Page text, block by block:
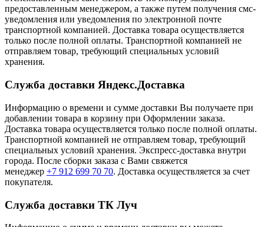
предоставленным менеджером, а также путем получения смс-
уведомления или уведомления по электронной почте
транспортной компанией. Доставка товара осуществляется
только после полной оплаты. Транспортной компанией не
отправляем товар, требующий специальных условий
хранения.
Служба доставки Яндекс.Доставка
Информацию о времени и сумме доставки Вы получаете при
добавлении товара в корзину при Оформлении заказа.
Доставка товара осуществляется только после полной оплаты.
Транспортной компанией не отправляем товар, требующий
специальных условий хранения. Экспресс-доставка внутри
города. После сборки заказа с Вами свяжется
менеджер +7 912 699 70 70. Доставка осуществляется за счет
покупателя.
Служба доставки ТК Луч